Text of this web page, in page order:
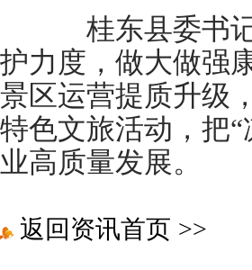
桂东县委书记
护力度，做大做强
景区运营提质升级
特色文旅活动，把
业高质量发展。
返回资讯首页 >>